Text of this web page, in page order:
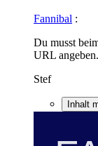
Fannibal :
Du musst
URL
Stef
Inhalt